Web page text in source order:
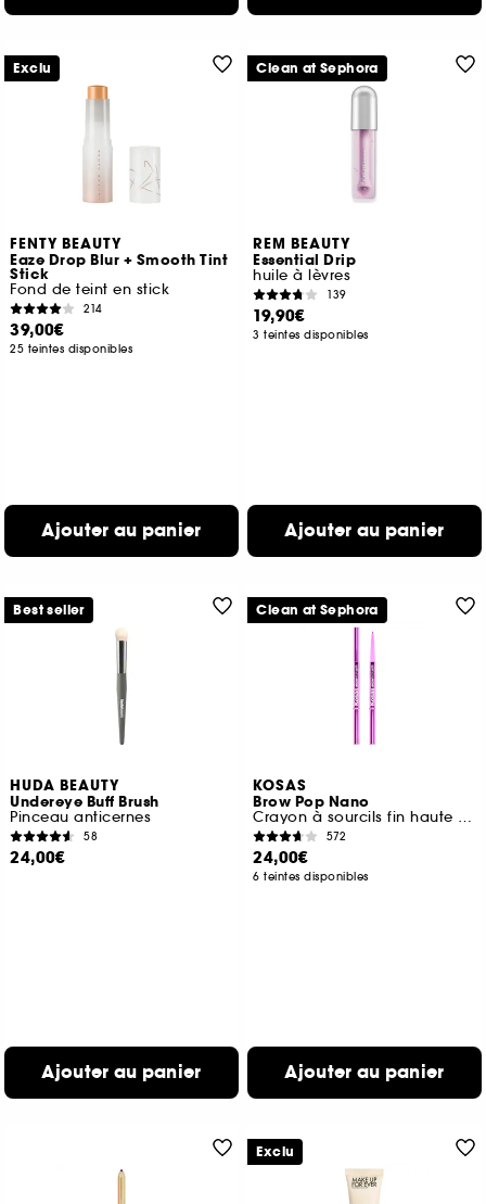
FENTY BEAUTY
Eaze Drop Blur + Smooth Tint
Stick
Fond de teint en stick
214
39,00€
25 teintes disponibles
Ajouter au panier
Exclu
REM BEAUTY
Essential Drip
huile à lèvres
139
19,90€
3 teintes disponibles
Ajouter au panier
Clean at Sephora
HUDA BEAUTY
Undereye Buff Brush
Pinceau anticernes
58
24,00€
Ajouter au panier
Best seller
KOSAS
Brow Pop Nano
Crayon à sourcils fin haute précision
572
24,00€
6 teintes disponibles
Ajouter au panier
Clean at Sephora
Exclu